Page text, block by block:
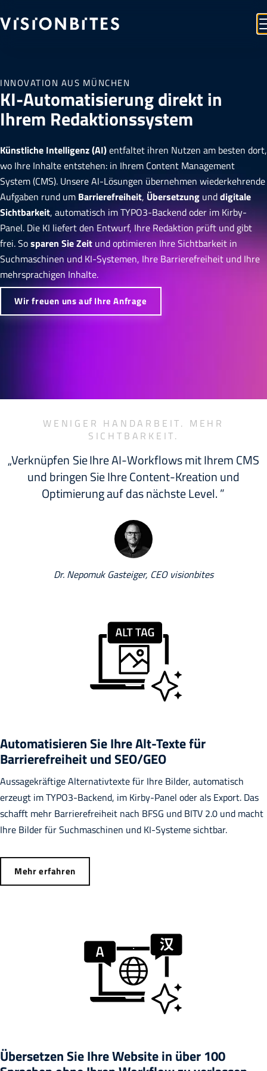
INNOVATION AUS MÜNCHEN
KI-Automatisierung direkt in
Ihrem Redaktionssystem
Künstliche Intelligenz (AI)entfaltet ihren Nutzen am besten dort,
wo Ihre Inhalte entstehen: in Ihrem Content Management
System (CMS). Unsere AI-Lösungen übernehmen wiederkehrende
Aufgaben rund um Barrierefreiheit, Übersetzung unddigitale
Sichtbarkeit, automatisch im TYPO3-Backend oder im Kirby-
Panel. Die KI liefert den Entwurf, Ihre Redaktion prüft und gibt
frei. Sosparen Sie Zeit und optimieren Ihre Sichtbarkeit in
Suchmaschinen und KI-Systemen, Ihre Barrierefreiheit und Ihre
mehrsprachigen Inhalte.
Wir freuen uns auf Ihre Anfrage
WENIGER HANDARBEIT. MEHR
SICHTBARKEIT.
Verknüpfen Sie Ihre AI-Workflows mit Ihrem CMS
und bringen Sie Ihre Content-Kreation und
Optimierung auf das nächste Level.
Dr. Nepomuk Gasteiger, CEO visionbites
Automatisieren Sie Ihre Alt-Texte für
Barrierefreiheit und SEO/GEO
Aussagekräftige Alternativtexte für Ihre Bilder, automatisch
erzeugt im TYPO3-Backend, im Kirby-Panel oder als Export. Das
schafft mehr Barrierefreiheit nach BFSG und BITV 2.0 und macht
Ihre Bilder für Suchmaschinen und KI-Systeme sichtbar.
Mehr erfahren
Übersetzen Sie Ihre Website in über 100